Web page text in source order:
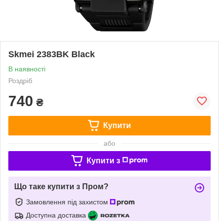
Skmei 2383BK Black
В наявності
Роздріб
740 ₴
Купити
або
Купити з
Що таке купити з Пром?
Замовлення під захистом
Доступна доставка